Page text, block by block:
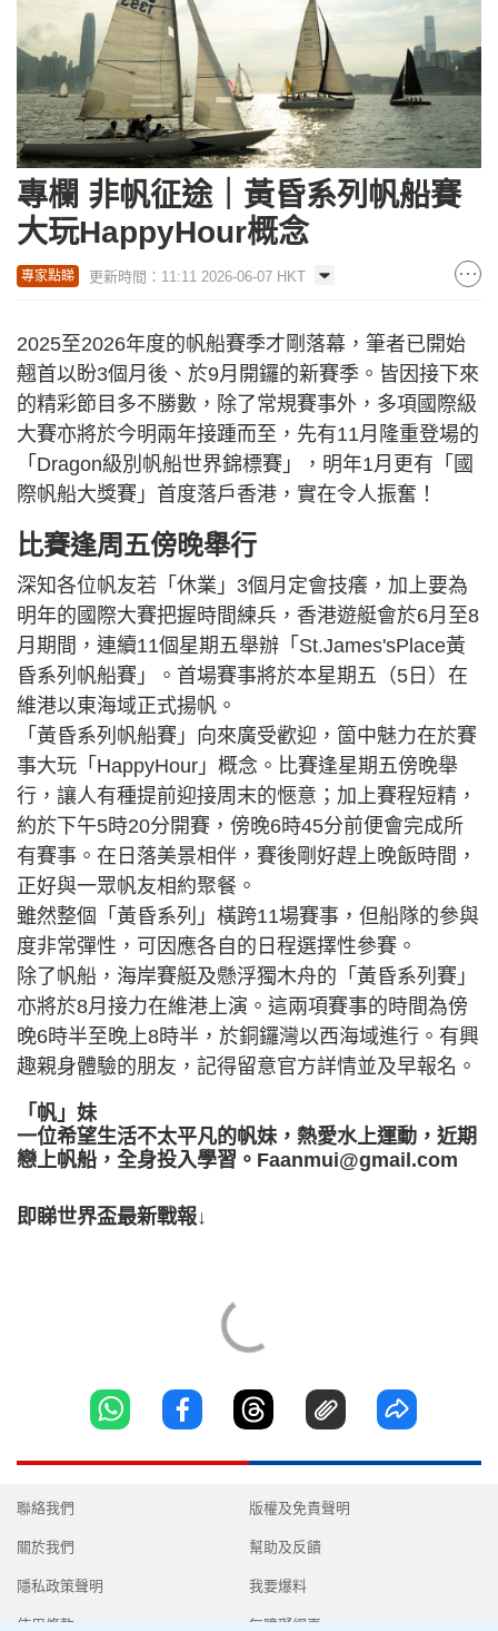
專欄 非帆征途｜黃昏系列帆船賽
大玩HappyHour概念
專家點睇 更新時間：11:11 2026-06-07 HKT
2025至2026年度的帆船賽季才剛落幕，筆者已開始
翹首以盼3個月後、於9月開鑼的新賽季。皆因接下來
的精彩節目多不勝數，除了常規賽事外，多項國際級
大賽亦將於今明兩年接踵而至，先有11月隆重登場的
「Dragon級別帆船世界錦標賽」，明年1月更有「國
際帆船大獎賽」首度落戶香港，實在令人振奮！
比賽逢周五傍晚舉行
深知各位帆友若「休業」3個月定會技癢，加上要為
明年的國際大賽把握時間練兵，香港遊艇會於6月至8
月期間，連續11個星期五舉辦「St.James'sPlace黃
昏系列帆船賽」。首場賽事將於本星期五（5日）在
維港以東海域正式揚帆。
「黃昏系列帆船賽」向來廣受歡迎，箇中魅力在於賽
事大玩「HappyHour」概念。比賽逢星期五傍晚舉
行，讓人有種提前迎接周末的愜意；加上賽程短精，
約於下午5時20分開賽，傍晚6時45分前便會完成所
有賽事。在日落美景相伴，賽後剛好趕上晚飯時間，
正好與一眾帆友相約聚餐。
雖然整個「黃昏系列」橫跨11場賽事，但船隊的參與
度非常彈性，可因應各自的日程選擇性參賽。
除了帆船，海岸賽艇及懸浮獨木舟的「黃昏系列賽」
亦將於8月接力在維港上演。這兩項賽事的時間為傍
晚6時半至晚上8時半，於銅鑼灣以西海域進行。有興
趣親身體驗的朋友，記得留意官方詳情並及早報名。
「帆」妹
一位希望生活不太平凡的帆妹，熱愛水上運動，近期
戀上帆船，全身投入學習。Faanmui@gmail.com
即睇世界盃最新戰報↓
聯絡我們
關於我們
隱私政策聲明
使用條款
版權及免責聲明
幫助及反饋
我要爆料
無障礙網頁